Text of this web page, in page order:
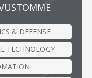
& DEFENSE
TECHNOLOGY